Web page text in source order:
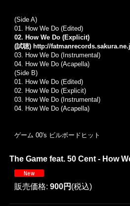
(Side A)
01. How We Do (Edited)
02. How We Do (Explicit)
(試聴) http://
03. How We Do (Instrumental)
04. How We Do (Acapella)
(Side B)
01. How We Do (Edited)
02. How We Do (Explicit)
03. How We Do (Instrumental)
04. How We Do (Acapella)
ゲーム 00's ビルボードヒット
The Game feat. 50 Cent - How
販売価格: 900円 (税込)